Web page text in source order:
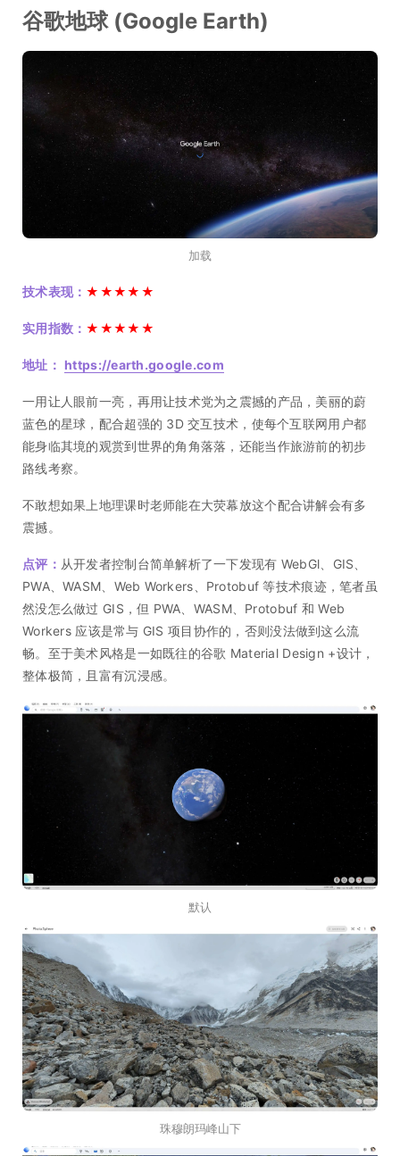
谷歌地球 (Google Earth)
加载
技术表现： ★★★★★
实用指数： ★★★★★
地址： https://earth.google.com
一用让人眼前一亮，再用让技术党为之震撼的产品，美丽的蔚
蓝色的星球，配合超强的 3D 交互技术，使每个互联网用户都
能身临其境的观赏到世界的角角落落，还能当作旅游前的初步
路线考察。
不敢想如果上地理课时老师能在大荧幕放这个配合讲解会有多
震撼。
点评： 从开发者控制台简单解析了一下发现有 WebGl、GIS、
PWA、WASM、Web Workers、Protobuf 等技术痕迹，笔者虽
然没怎么做过 GIS，但 PWA、WASM、Protobuf 和 Web
Workers 应该是常与 GIS 项目协作的，否则没法做到这么流
畅。至于美术风格是一如既往的谷歌 Material Design +设计，
整体极简，且富有沉浸感。
默认
珠穆朗玛峰山下